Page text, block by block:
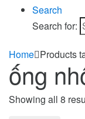
Search
Search for:
Home Products
ống
Showing all 8